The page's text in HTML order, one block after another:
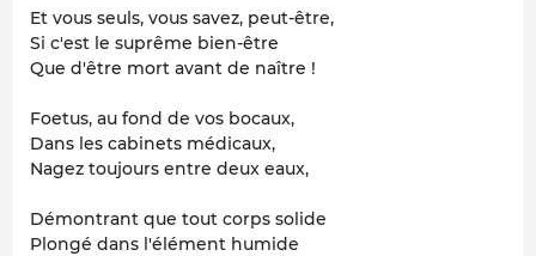
Et vous seuls, vous savez, peut-être,
Si c'est le suprême bien-être
Que d'être mort avant de naître !
Foetus, au fond de vos bocaux,
Dans les cabinets médicaux,
Nagez toujours entre deux eaux,
Démontrant que tout corps solide
Plongé dans l'élément humide